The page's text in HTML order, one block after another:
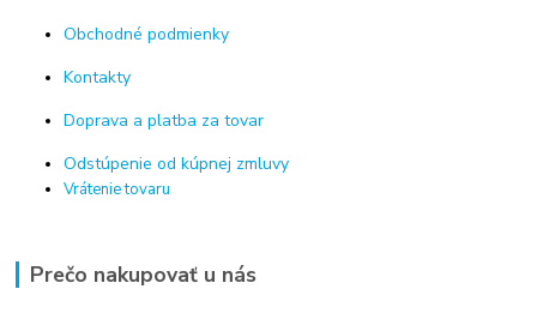
Obchodné podmienky
Kontakty
Doprava a platba za tovar
Odstúpenie od kúpnej zmluvy
Vrátenie tovaru
Prečo nakupovať u nás